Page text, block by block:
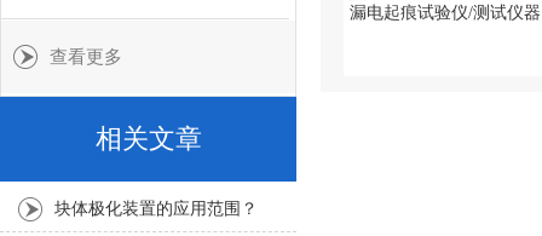
查看更多
相关文章
块体极化装置的应用范围？